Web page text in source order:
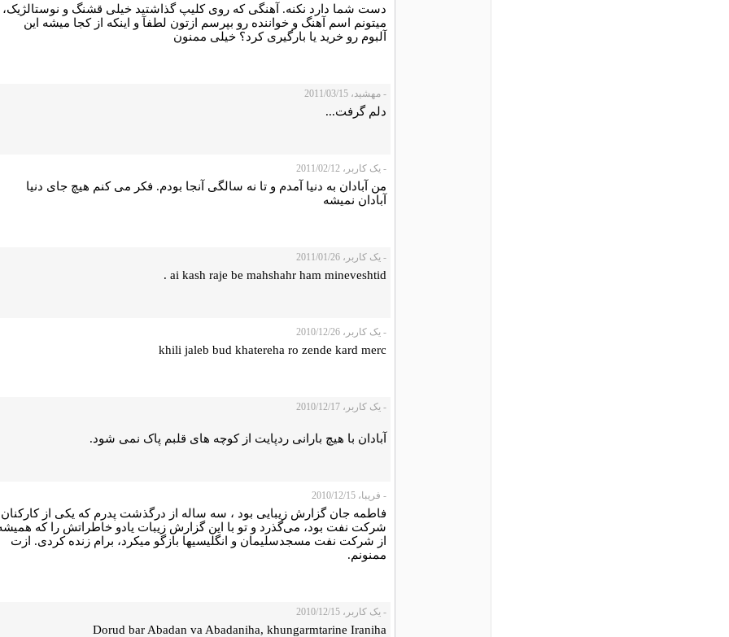
دست شما دارد نکنه. آهنگی که روی کلیپ گذاشتید خیلی قشنگ و نوستالژیک،
میتونم اسم آهنگ و خواننده رو بپرسم ازتون لطفآ و اینکه از کجا میشه این
آلبوم رو خرید یا بارگیری کرد؟ خیلی ممنون
- مهشید، 2011/03/15
دلم گرفت...
- یک کاربر، 2011/02/12
من آبادان به دنيا آمدم و تا نه سالگی آنجا بودم. فکر می کنم هيچ جای دنیا
آبادان نمیشه
- یک کاربر، 2011/01/26
ai kash raje be mahshahr ham mineveshtid .
- یک کاربر، 2010/12/26
khili jaleb bud khatereha ro zende kard merc
- یک کاربر، 2010/12/17
آبادان با هیچ بارانی ردپایت از کوچه های قلبم پاک نمی شود.
- فریبا، 2010/12/15
فاطمه جان گزارش زیبایی‌ بود ، سه ساله از درگذشت پدرم که یکی‌ از کارکنان
شرکت نفت بود، می‌گذرد و تو با این گزارش زیبات یادو خاطراتش را که
از شرکت نفت مسجدسلیمان و انگلیسیها بازگو میکرد، برام زنده کردی. ازت
ممنونم.
- یک کاربر، 2010/12/15
Dorud bar Abadan va Abadaniha, khungarmtarine Iraniha